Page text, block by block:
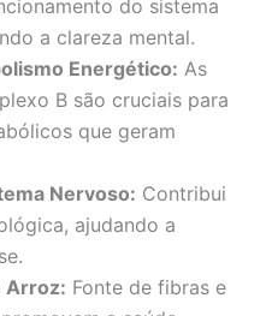
do sistema
a clareza mental.
Energético: As
B são cruciais para
que geram
Nervoso: Contribui
ajudando a
Arroz: Fonte de fibras e